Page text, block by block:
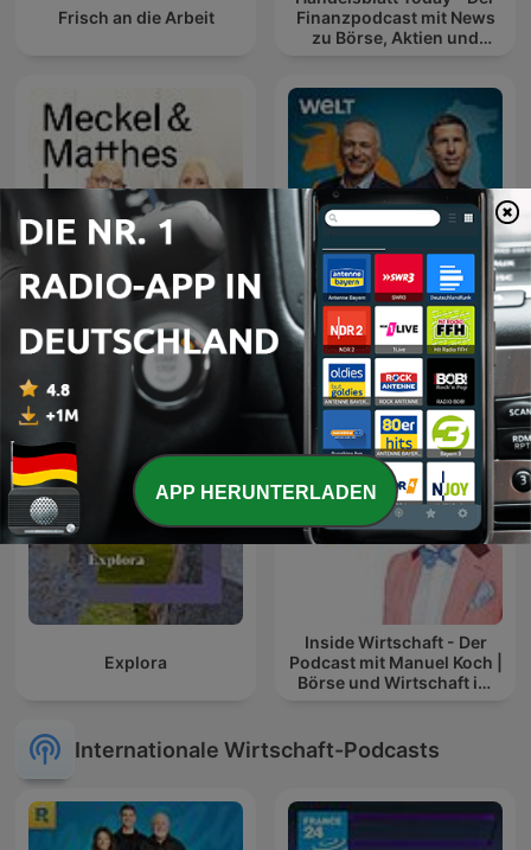
Frisch an die Arbeit
Finanzpodcast mit News
zu Börse, Aktien und
Meckel & Matthes
Deffner und Zschäpitz –
Der Wirtschafts-Talk von
WELT
Explora
Inside Wirtschaft - Der
Podcast mit Manuel Koch |
Börse und Wirtschaft im
Internationale Wirtschaft-Podcasts
APP HERUNTERLADEN